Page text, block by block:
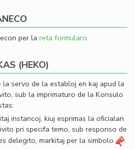
per la reta formularo.
(HEKO)
servo de la establoj en kaj apud la
sub la imprimaturo de la Konsulo
instancoj, kiuj esprimas la oﬁcialan
pri specifa temo, sub responso de
delegito, markitaj per la simbolo
.